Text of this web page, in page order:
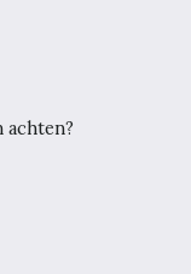
achten?